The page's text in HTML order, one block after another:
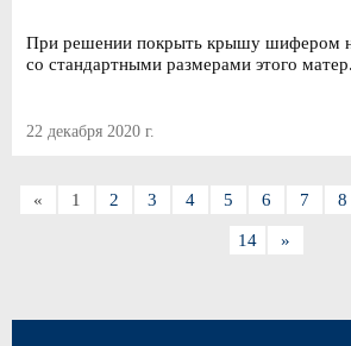
При решении покрыть крышу шифером
со стандартными размерами этого
22 декабря 2020 г.
« 1 2 3 4 5 6 7 8
14 »